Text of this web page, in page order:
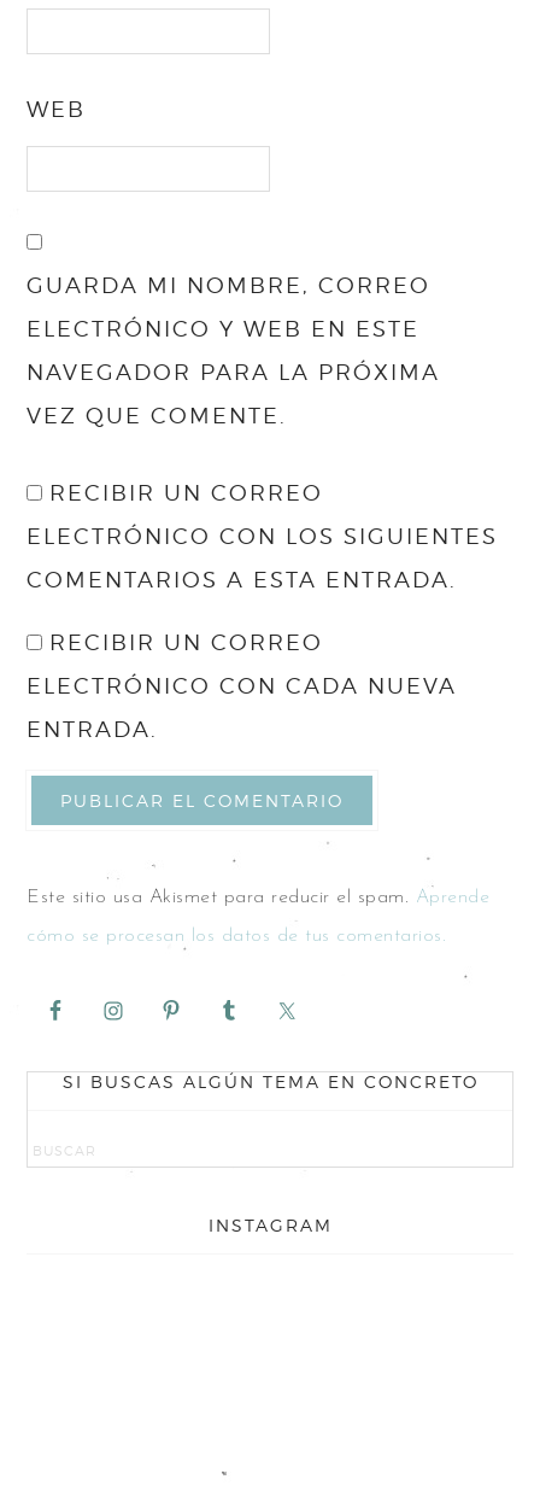
WEB
GUARDA MI NOMBRE, CORREO
ELECTRÓNICO Y WEB EN ESTE
NAVEGADOR PARA LA PRÓXIMA
VEZ QUE COMENTE.
RECIBIR UN CORREO
ELECTRÓNICO CON LOS SIGUIENTES
COMENTARIOS A ESTA ENTRADA.
RECIBIR UN CORREO
ELECTRÓNICO CON CADA NUEVA
ENTRADA.
Este sitio usa Akismet para reducir el spam. Aprende
cómo se procesan los datos de tus comentarios.
SI BUSCAS ALGÚN TEMA EN CONCRETO
INSTAGRAM